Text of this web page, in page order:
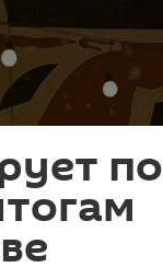
по